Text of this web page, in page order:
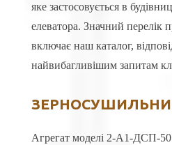
яке застосовується в
елеватора. Значний перелік
включає наш каталог,
найвибагливішим запитам
Агрегат моделі 2-А1-ДСП-50